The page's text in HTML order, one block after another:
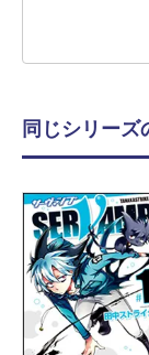
同じシリーズ